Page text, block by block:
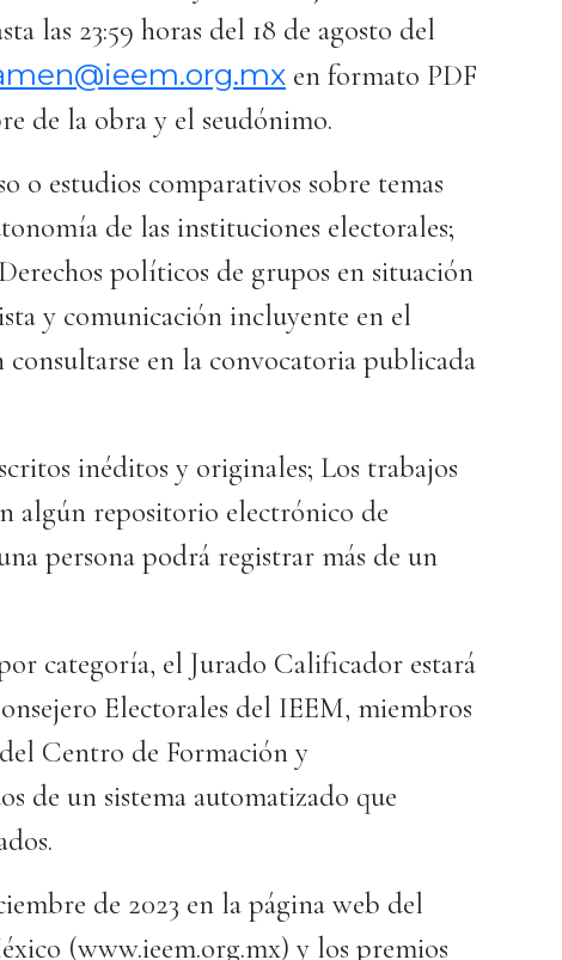
las 23:59 horas del 18 de agosto del
en formato PDF
de la obra y el seudónimo.
o estudios comparativos sobre temas
de las instituciones electorales;
políticos de grupos en situación
y comunicación incluyente en el
en la convocatoria publicada
inéditos y originales; Los trabajos
algún repositorio electrónico de
persona podrá registrar más de un
categoría, el Jurado Calificador estará
Electorales del IEEM, miembros
Centro de Formación y
de un sistema automatizado que
de 2023 en la página web del
(www.ieem.org.mx) y los premios